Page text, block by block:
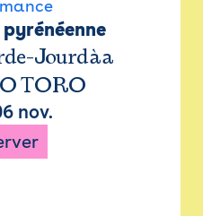
Jourdàa
TORO
nov.